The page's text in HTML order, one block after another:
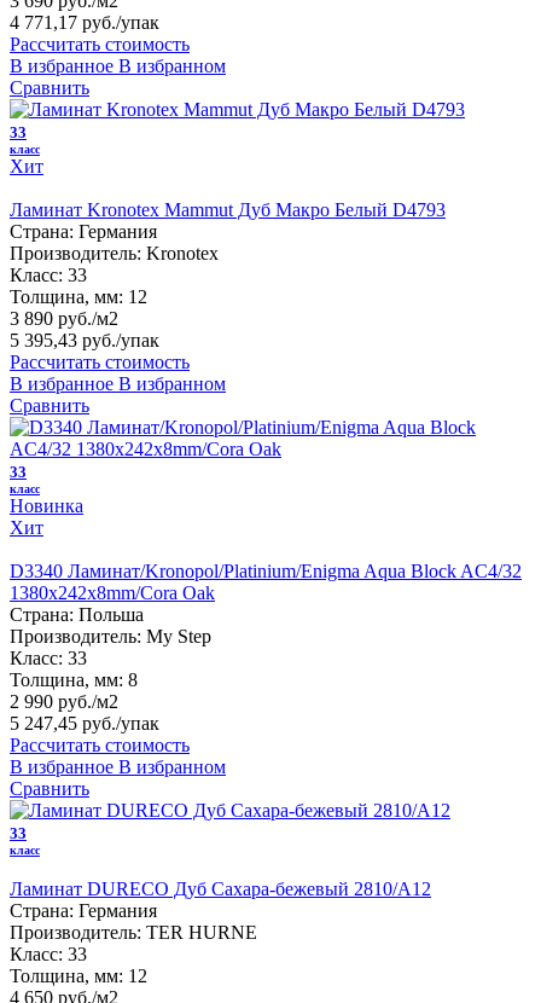
4 771,17 руб./упак
Рассчитать стоимость
В избранное В избранном
Сравнить
33
класс
Хит
Ламинат Kronotex Mammut Дуб Макро Белый D4793
Страна: Германия
Производитель: Kronotex
Класс: 33
Толщина, мм: 12
3 890 руб./м2
5 395,43 руб./упак
Рассчитать стоимость
В избранное В избранном
Сравнить
33
класс
Новинка
Хит
D3340 Ламинат/Kronopol/Platinium/Enigma Aqua Block AC4/32
1380х242х8mm/Cora Oak
Страна: Польша
Производитель: My Step
Класс: 33
Толщина, мм: 8
2 990 руб./м2
5 247,45 руб./упак
Рассчитать стоимость
В избранное В избранном
Сравнить
33
класс
Ламинат DURECO Дуб Cахара-бежевый 2810/A12
Страна: Германия
Производитель: TER HURNE
Класс: 33
Толщина, мм: 12
4 650 руб./м2